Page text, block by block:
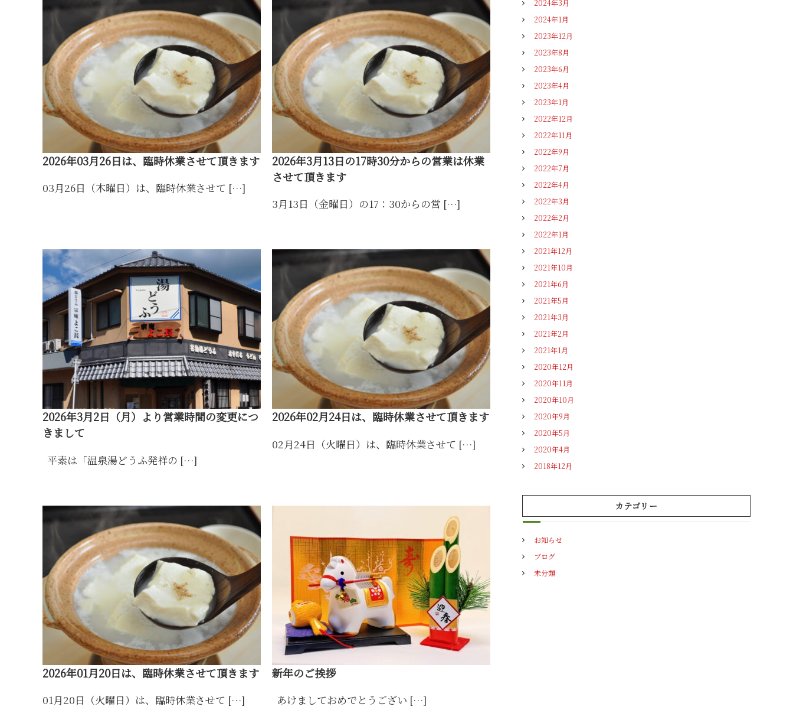
2026年03月26日は、臨時休業させて頂きます
03月26日（木曜日）は、臨時休業させて […]
2026年3月13日の17時30分からの営業は休業
させて頂きます
3月13日（金曜日）の17：30からの営 […]
2026年3月2日（月）より営業時間の変更につ
きまして
平素は「温泉湯どうふ発祥の […]
2026年02月24日は、臨時休業させて頂きます
02月24日（火曜日）は、臨時休業させて […]
2026年01月20日は、臨時休業させて頂きます
01月20日（火曜日）は、臨時休業させて […]
新年のご挨拶
あけましておめでとうござい […]
2024年3月
2024年1月
2023年12月
2023年8月
2023年6月
2023年4月
2023年1月
2022年12月
2022年11月
2022年9月
2022年7月
2022年4月
2022年3月
2022年2月
2022年1月
2021年12月
2021年10月
2021年6月
2021年5月
2021年3月
2021年2月
2021年1月
2020年12月
2020年11月
2020年10月
2020年9月
2020年5月
2020年4月
2018年12月
カテゴリー
お知らせ
ブログ
未分類